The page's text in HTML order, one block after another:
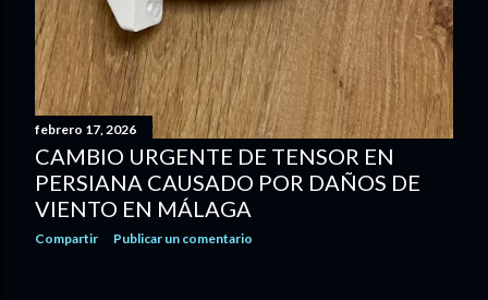
febrero 17, 2026
CAMBIO URGENTE DE TENSOR EN
PERSIANA CAUSADO POR DAÑOS DE
VIENTO EN MÁLAGA
Compartir Publicar un comentario